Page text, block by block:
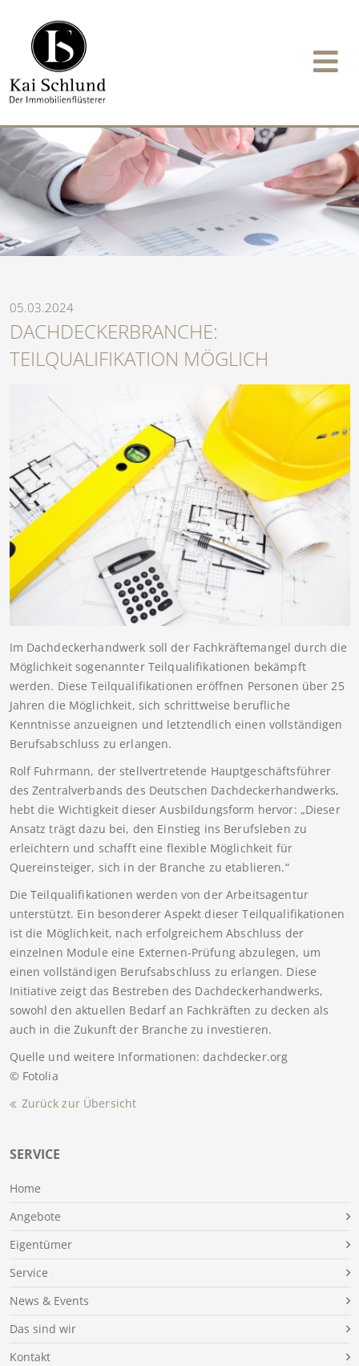
SERVICE
Home
Angebote
Eigentümer
Service
News & Events
Das sind wir
Kontakt
05.03.2024
DACHDECKERBRANCHE:
TEILQUALIFIKATION MÖGLICH
Im Dachdeckerhandwerk soll der Fachkräftemangel durch die
Möglichkeit sogenannter Teilqualifikationen bekämpft
werden. Diese Teilqualifikationen eröffnen Personen über 25
Jahren die Möglichkeit, sich schrittweise berufliche
Kenntnisse anzueignen und letztendlich einen vollständigen
Berufsabschluss zu erlangen.
Rolf Fuhrmann, der stellvertretende Hauptgeschäftsführer
des Zentralverbands des Deutschen Dachdeckerhandwerks,
hebt die Wichtigkeit dieser Ausbildungsform hervor: „Dieser
Ansatz trägt dazu bei, den Einstieg ins Berufsleben zu
erleichtern und schafft eine flexible Möglichkeit für
Quereinsteiger, sich in der Branche zu etablieren.“
Die Teilqualifikationen werden von der Arbeitsagentur
unterstützt. Ein besonderer Aspekt dieser Teilqualifikationen
ist die Möglichkeit, nach erfolgreichem Abschluss der
einzelnen Module eine Externen-Prüfung abzulegen, um
einen vollständigen Berufsabschluss zu erlangen. Diese
Initiative zeigt das Bestreben des Dachdeckerhandwerks,
sowohl den aktuellen Bedarf an Fachkräften zu decken als
auch in die Zukunft der Branche zu investieren.
Quelle und weitere Informationen: dachdecker.org
© Fotolia
Zurück zur Übersicht